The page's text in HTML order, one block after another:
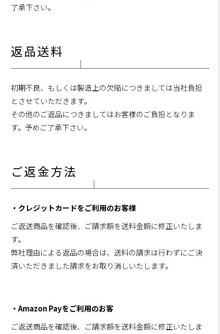
了承下さい。
返品送料
初期不良、もしくは製造上の欠陥につきましては当社負担
とさせていただきます。
その他のご返品につきましてはお客様のご負担となりま
す。予めご了承下さい。
ご返金方法
・クレジットカードをご利用のお客様
ご返送商品を確認後、ご請求額を送料金額に修正いたしま
す。
弊社理由による返品の場合は、送料の請求は行わずにご決
済いただきました請求をお取り消しいたします。
・Amazon Payをご利用のお客
ご返送商品を確認後、ご請求額を送料金額に修正いたしま